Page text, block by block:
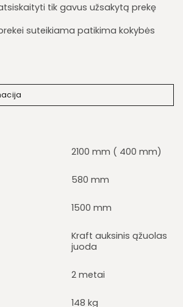
tik gavus užsakytą prekę
suteikiama patikima kokybės
2100 mm ( 400 mm)
580 mm
1500 mm
Kraft auksinis ąžuolas
juoda
2 metai
148 kg